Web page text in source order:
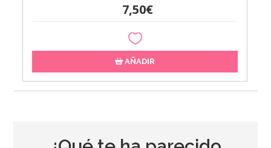
7,50€
AÑADIR